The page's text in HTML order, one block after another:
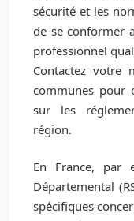
sécurité et les
de se conformer
professionnel
Contactez votre
communes pour
sur les
région.
En France, par
Départemental
spécifiques